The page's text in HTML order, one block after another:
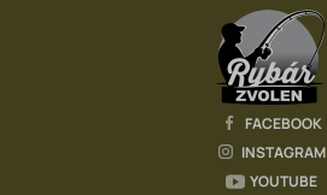
FACEBOOK
INSTAGRAM
YOUTUBE